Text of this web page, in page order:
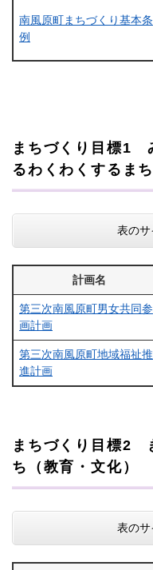
南風原町まちづくり基本条
例
まちづくり目標1
るわくわくするま
表のサ
計画名
第三次南風原町男女共同参
画計画
第三次南風原町地域福祉推
進計画
まちづくり目標2
ち（教育・文化）
表のサ